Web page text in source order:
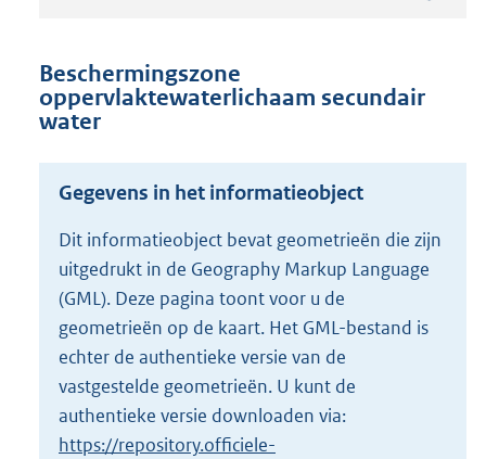
s
o
t
e
:
2
7
K
Beschermingszone
oppervlaktewaterlichaam secundair
water
Gegevens in het informatieobject
Dit informatieobject bevat geometrieën die zijn
uitgedrukt in de Geography Markup Language
(GML). Deze pagina toont voor u de
geometrieën op de kaart. Het GML-bestand is
echter de authentieke versie van de
vastgestelde geometrieën. U kunt de
authentieke versie downloaden via:
https://repository.officiele-